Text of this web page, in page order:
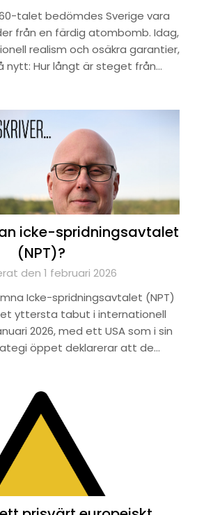
talet bedömdes Sverige vara
från en färdig atombomb. Idag,
realism och osäkra garantier,
nytt: Hur långt är steget från…
icke-spridningsavtalet
(NPT)?
den 1 februari 2026
Icke-spridningsavtalet (NPT)
yttersta tabut i internationell
2026, med ett USA som i sin
öppet deklarerar att de…